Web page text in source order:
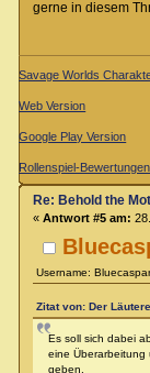
gerne in diesem
Savage Worlds
Web Version
Google Play Version
Rollenspiel-
Username:
Re: Behold the
« Antwort #5 am:
Zitat von: Der
Es soll sich dabei
eine Überarbeitung
geben.